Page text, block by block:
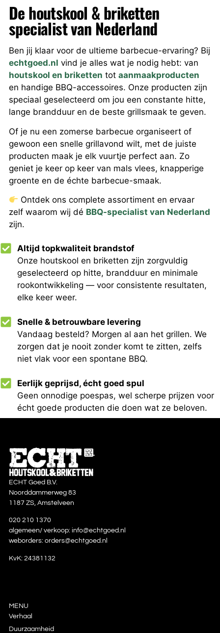
Altijd topkwaliteit brandstof
Onze houtskool en briketten zijn zorgvuldig
geselecteerd op hitte, brandduur en minimale
rookontwikkeling — voor consistente resultaten,
elke keer weer.
Snelle & betrouwbare levering
Vandaag besteld? Morgen al aan het grillen. We
zorgen dat je nooit zonder komt te zitten, zelfs
niet vlak voor een spontane BBQ.
Eerlijk geprijsd, écht goed spul
Geen onnodige poespas, wel scherpe prijzen voor
écht goede producten die doen wat ze beloven.
De houtskool & briketten
specialist van Nederland
Ben jij klaar voor de ultieme barbecue-ervaring? Bij
echtgoed.nl vind je alles wat je nodig hebt: van
houtskool en briketten tot aanmaakproducten
en handige BBQ-accessoires. Onze producten zijn
speciaal geselecteerd om jou een constante hitte,
lange brandduur en de beste grillsmaak te geven.
Of je nu een zomerse barbecue organiseert of
gewoon een snelle grillavond wilt, met de juiste
producten maak je elk vuurtje perfect aan. Zo
geniet je keer op keer van mals vlees, knapperige
groente en de échte barbecue-smaak.
Ontdek ons complete assortiment en ervaar
zelf waarom wij dé BBQ-specialist van Nederland
zijn.
ECHT Goed B.V.
Noorddammerweg 83
1187 ZS, Amstelveen
020 210 1370
algemeen/ verkoop: info@echtgoed.nl
weborders: orders@echtgoed.nl
KvK: 24381132
MENU
Verhaal
Duurzaamheid